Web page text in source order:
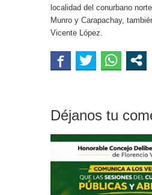
localidad del conurbano
Munro y Carapachay,
Vicente López.
Déjanos tu